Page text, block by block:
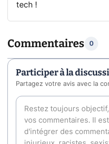
tech !
Commentaires 0
Participer à la
Partagez votre avis avec la